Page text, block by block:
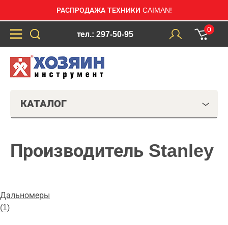
РАСПРОДАЖА ТЕХНИКИ CAIMAN!
тел.: 297-50-95
0
КАТАЛОГ
Производитель Stanley
Дальномеры
(1)